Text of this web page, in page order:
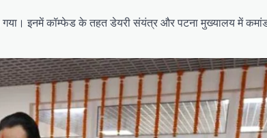
इनमें कॉम्फेड के तहत डेयरी संयंत्र और पटना मुख्यालय में